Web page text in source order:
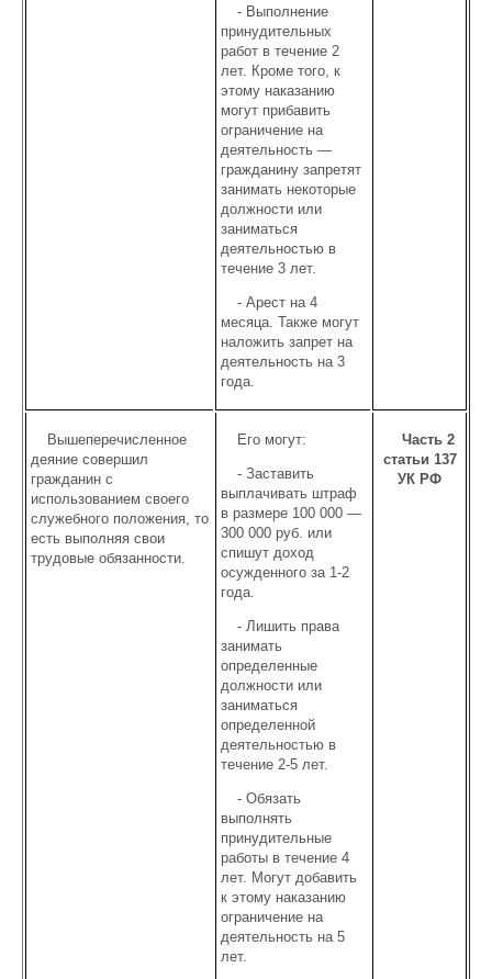
- Выполнение
принудительных
работ в течение 2
лет. Кроме того, к
этому наказанию
могут прибавить
ограничение на
деятельность —
гражданину запретят
занимать некоторые
должности или
заниматься
деятельностью в
течение 3 лет.
- Арест на 4
месяца. Также могут
наложить запрет на
деятельность на 3
года.
Вышеперечисленное
деяние совершил
гражданин с
использованием своего
служебного положения, то
есть выполняя свои
трудовые обязанности.
Его могут:
- Заставить
выплачивать штраф
в размере 100 000 —
300 000 руб. или
спишут доход
осужденного за 1-2
года.
- Лишить права
занимать
определенные
должности или
заниматься
определенной
деятельностью в
течение 2-5 лет.
- Обязать
выполнять
принудительные
работы в течение 4
лет. Могут добавить
к этому наказанию
ограничение на
деятельность на 5
лет.
Часть 2
статьи 137
УК РФ